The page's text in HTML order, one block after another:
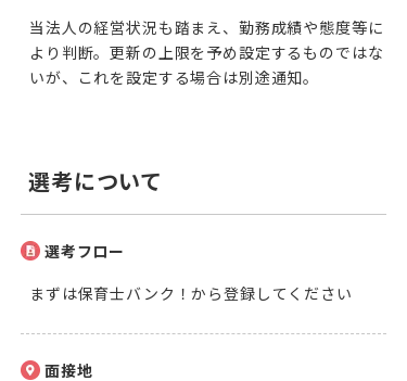
当法人の経営状況も踏まえ、勤務成績や態度等に
より判断。更新の上限を予め設定するものではな
いが、これを設定する場合は別途通知。
選考について
選考フロー
まずは保育士バンク！から登録してください
面接地